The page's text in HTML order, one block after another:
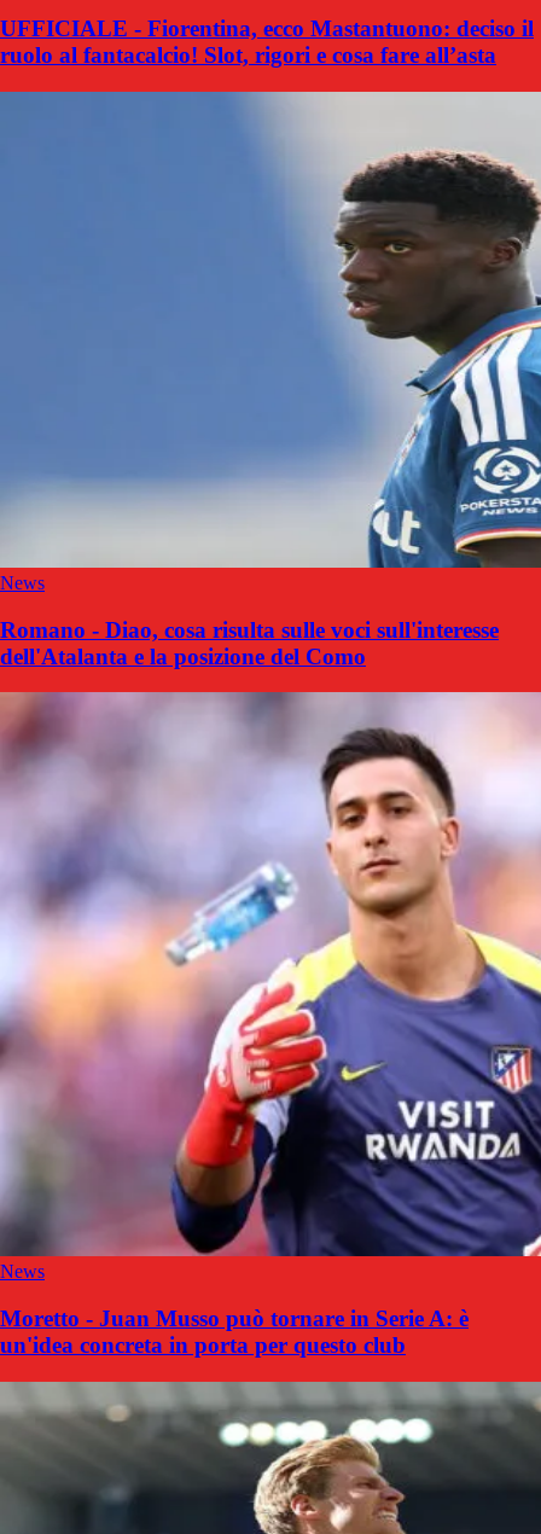
UFFICIALE - Fiorentina, ecco Mastantuono: deciso il
ruolo al fantacalcio! Slot, rigori e cosa fare all’asta
News
Romano - Diao, cosa risulta sulle voci sull'interesse
dell'Atalanta e la posizione del Como
News
Moretto - Juan Musso può tornare in Serie A: è
un'idea concreta in porta per questo club